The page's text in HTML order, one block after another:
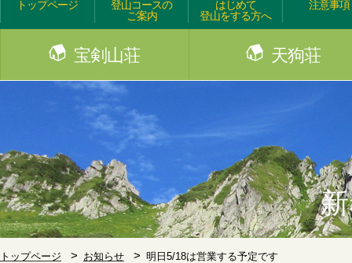
トップページ
登山コースの
ご案内
はじめて
登山をする方へ
注意事項
宝剣山荘 天狗荘
トップページ お知らせ 明日5/18は営業する予定です